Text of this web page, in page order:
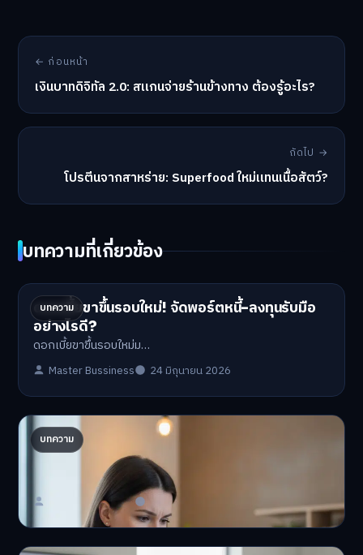
← ก่อนหน้า
เงินบาทดิจิทัล 2.0: สแกนจ่ายร้านข้างทาง ต้องรู้อะไร?
ถัดไป →
โปรตีนจากสาหร่าย: Superfood ใหม่แทนเนื้อสัตว์?
บทความที่เกี่ยวข้อง
บทความ
ดอกเบี้ยขาขึ้นรอบใหม่! จัดพอร์ตหนี้-ลงทุนรับมือ
อย่างไรดี?
ดอกเบี้ยขาขึ้นรอบใหม่ม…
Master Bussiness 24 มิถุนายน 2026
บทความ
ปรับพอร์ตรับ ‘เงินดิจิทัล 2.0’ จัดสรรงบอย่างไรไม่
ให้พัง
'เงินดิจิทัล 2.0' มาแล…
Master Bussiness 23 มิถุนายน 2026